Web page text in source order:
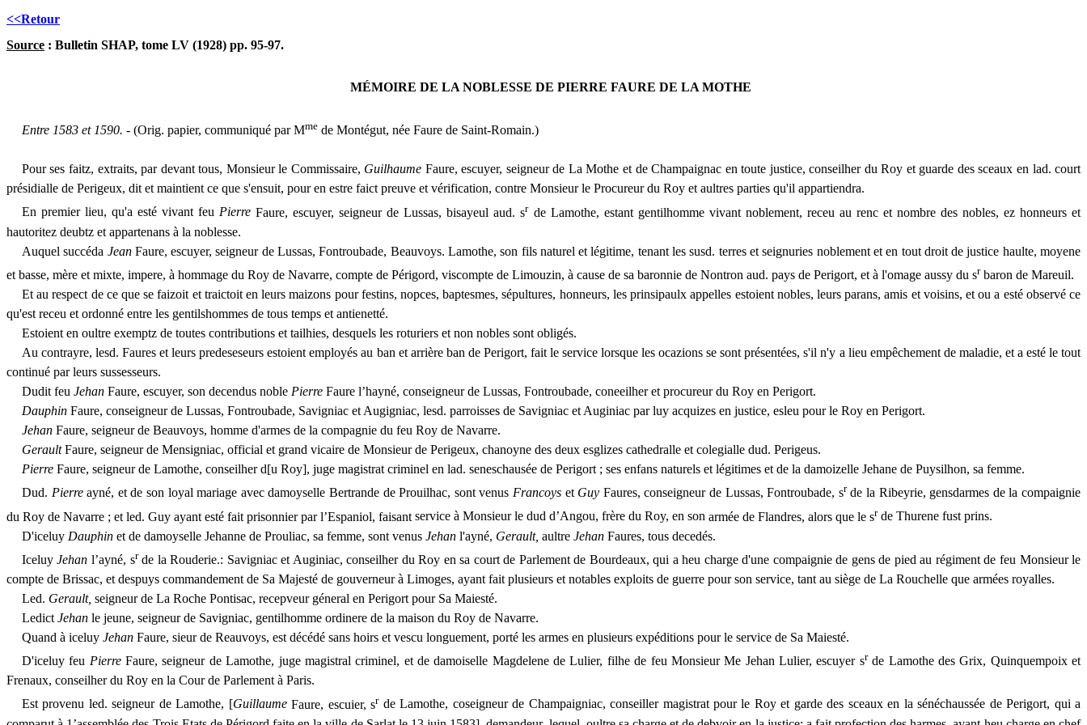
<<Retour
Source : Bulletin SHAP, tome LV (1928) pp. 95-97.
MÉMOIRE DE LA NOBLESSE DE PIERRE FAURE DE LA MOTHE
Entre 1583 et 1590. - (Orig. papier, communiqué par Mmede Montégut, née Faure de Saint-Romain.)
Pour ses faitz, extraits, par devanttous, Monsieur le Commissaire, Guilhaume Faure, escuyer, seigneur de La Motheet de Champaignac en toute justice, conseilher du Roy et guarde des sceaux en lad. court
présidialle de Perigeux, dit et maintient ce que s'ensuit, pour en estre faict preuve et vérification, contre Monsieur le Procureur du Roy et aultres parties qu'il appartiendra.
En premier lieu, qu'a esté vivant feuPierreFaure, escuyer, seigneur de Lussas, bisayeul aud. srde Lamothe, estant gentilhomme vivant noblement, receu au renc et nombre des nobles, ez honneurs et
hautoritez deubtz et appartenans à la noblesse.
Auquel succéda Jean Faure, escuyer, seigneur de Lussas, Fontroubade, Beauvoys. Lamothe, son fils naturel et légitime, tenant les susd. terres et seignuries noblement et en tout droit de justice haulte, moyene
et basse, mère et mixte, impere, à hommage du Roy de Navarre, compte de Périgord, viscompte de Limouzin, à cause de sa baronnie de Nontron aud. pays de Perigort, et à l'omage aussy du sr baron de Mareuil.
Et au respect de ce que se faizoit et traictoit en leurs maizons pour festins, nopces, baptesmes, sépultures, honneurs, les prinsipaulx appelles estoient nobles, leurs parans, amis et voisins, et ou a esté observé ce
qu'est receu et ordonné entre les gentilshommes de tous temps et antienetté.
Estoient en oultre exemptz de toutes contributions et tailhies, desquels les roturiers et non nobles sont obligés.
Au contrayre, lesd. Faures et leurs predeseseurs estoient employés au ban et arrière ban de Perigort, fait le service lorsque les ocazions se sont présentées, s'iln'y a lieu empêchement de maladie, et a esté letout
continué par leurs sussesseurs.
Dudit feu Jehan Faure, escuyer, son decendus noble Pierre Faure l’hayné, conseigneur de Lussas, Fontroubade, coneeilher et procureur du Roy en Perigort.
Dauphin Faure, conseigneurde Lussas, Fontroubade, Savigniac et Augigniac, lesd. parroisses de Savigniac et Auginiac par luy acquizes en justice, esleu pour le Roy en Perigort.
Jehan Faure, seigneur de Beauvoys, homme d'armes de la compagnie du feu Roy de Navarre.
GeraultFaure, seigneurde Mensigniac, official et grand vicaire de Monsieur de Perigeux, chanoyne des deux esglizes cathedralle et colegialle dud. Perigeus.
Pierre Faure, seigneurde Lamothe, conseilher d[u Roy], juge magistrat criminel en lad. seneschausée de Perigort ; ses enfans naturels et légitimes et de la damoizelle Jehane de Puysilhon, sa femme.
Dud. Pierreayné, et de son loyal mariage avec damoyselle Bertrande de Prouilhac, sont venus Francoys et Guy Faures, conseigneur de Lussas, Fontroubade, srde la Ribeyrie, gensdarmes de la compaignie
du Roy de Navarre ; et led. Guy ayant esté fait prisonnier par l’Espaniol, faisant service à Monsieurle dud d’Angou, frère du Roy, en son armée de Flandres, alors que le sr de Thurene fust prins.
D'iceluy Dauphin et de damoyselle Jehanne de Prouliac, sa femme, sont venus Jehan l'ayné, Gerault, aultre Jehan Faures, tous decedés.
IceluyJehan l’ayné, srde la Rouderie.: Savigniac et Auginiac, conseilher du Roy en sa court de Parlement de Bourdeaux, qui a heu charge d'une compaignie de gens de pied au régiment de feu Monsieur le
compte de Brissac, et despuys commandement de Sa Majesté de gouverneur à Limoges, ayant fait plusieurs et notables exploits de guerre pour son service, tant au siège de La Rouchelle que armées royalles.
Led. Gerault, seigneur de La Roche Pontisac, recepveur géneral en Perigort pour Sa Maiesté.
Ledict Jehan le jeune, seigneurde Savigniac, gentilhomme ordinere de la maison du Roy de Navarre.
Quand à iceluy Jehan Faure, sieur de Reauvoys, est décédé sans hoirs et vescu longuement, porté les armes en plusieurs expéditions pourle service de Sa Maiesté.
D'iceluy feu PierreFaure, seigneur de Lamothe, juge magistral criminel, et de damoiselle Magdelene de Lulier, filhe de feu Monsieur Me JehanLulier,escuyer sr de Lamothe desGrix, Quinquempoixet
Frenaux, conseilher du Roy en la Cour de Parlement à Paris.
Est provenu led. seigneur de Lamothe, [GuillaumeFaure, escuier, sr deLamothe, coseigneur de Champaigniac, conseiller magistrat pour le Roy et garde des sceaux en la sénéchaussée de Perigort, qui a